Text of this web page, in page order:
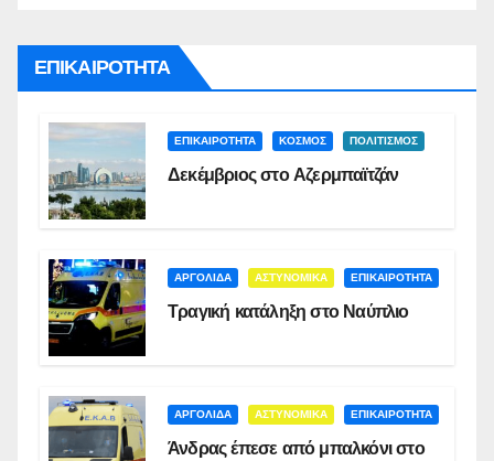
ΕΠΙΚΑΙΡΟΤΗΤΑ
ΕΠΙΚΑΙΡΟΤΗΤΑ ΚΟΣΜΟΣ ΠΟΛΙΤΙΣΜΟΣ
Δεκέμβριος στο Αζερμπαϊτζάν
ΑΡΓΟΛΙΔΑ ΑΣΤΥΝΟΜΙΚΑ ΕΠΙΚΑΙΡΟΤΗΤΑ
Τραγική κατάληξη στο Ναύπλιο
ΑΡΓΟΛΙΔΑ ΑΣΤΥΝΟΜΙΚΑ ΕΠΙΚΑΙΡΟΤΗΤΑ
Άνδρας έπεσε από μπαλκόνι στο